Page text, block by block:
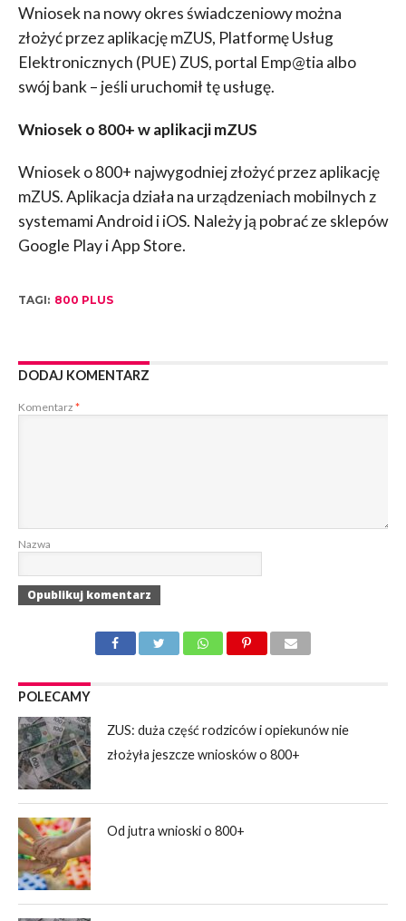
Wniosek na nowy okres świadczeniowy można
złożyć przez aplikację mZUS, Platformę Usług
Elektronicznych (PUE) ZUS, portal Emp@tia albo
swój bank – jeśli uruchomił tę usługę.
Wniosek o 800+ w aplikacji mZUS
Wniosek o 800+ najwygodniej złożyć przez aplikację
mZUS. Aplikacja działa na urządzeniach mobilnych z
systemami Android i iOS. Należy ją pobrać ze sklepów
Google Play i App Store.
TAGI: 800 PLUS
DODAJ KOMENTARZ
Komentarz *
Nazwa
POLECAMY
ZUS: duża część rodziców i opiekunów nie
złożyła jeszcze wniosków o 800+
Od jutra wnioski o 800+